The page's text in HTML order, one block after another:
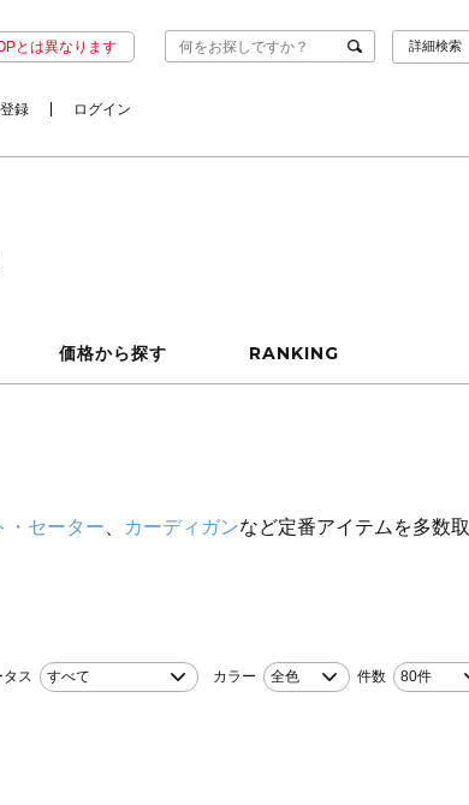
とは異なります 詳細検索
録 ログイン
価格から探す RANKING
・セーター カーディガンなど定番アイテムを多数取
ス すべて カラー 全色 件数 80件